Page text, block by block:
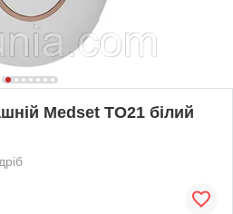
Medset TO21 білий